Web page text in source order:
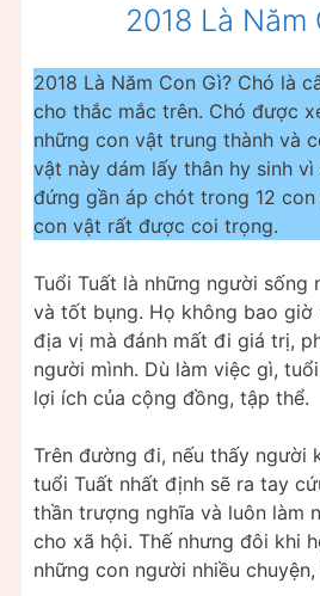
2018 Là Năm
2018 Là Năm Con Gì? Chó là
cho thắc mắc trên. Chó được
những con vật trung thành và
vật này dám lấy thân hy sinh vì
đứng gần áp chót trong 12
con vật rất được coi trọng.
Tuổi Tuất là những người sống
và tốt bụng. Họ không bao
địa vị mà đánh mất đi giá trị,
người mình. Dù làm việc gì,
lợi ích của cộng đồng, tập thể.
Trên đường đi, nếu thấy người
tuổi Tuất nhất định sẽ ra tay
thần trượng nghĩa và luôn làm
cho xã hội. Thế nhưng đôi khi
những con người nhiều